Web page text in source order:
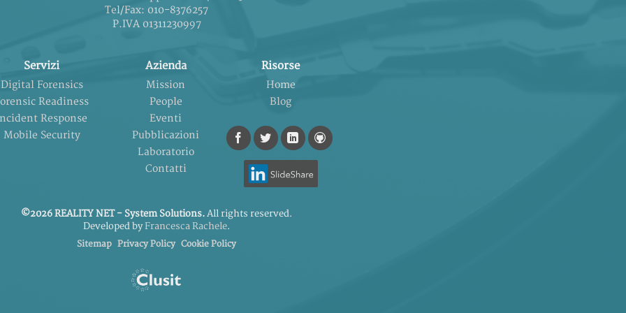
Tel/Fax: 010-8376257
P.IVA 01311230997
Servizi
Digital Forensics
Readiness
Response
Mobile Security
Azienda
Mission
People
Eventi
Pubblicazioni
Laboratorio
Contatti
Risorse
Home
Blog
©2026 REALITY NET - System Solutions.All rights reserved.
Developed byFrancesca Rachele.
Sitemap Privacy Policy Cookie Policy